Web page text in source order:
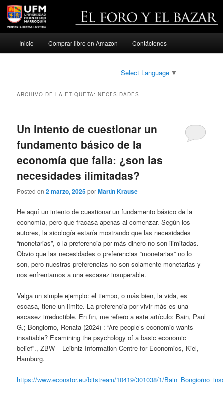
Ir
Ir
Inicio Comprar libro en Amazon Contáctenos
Select Language ▼
ARCHIVO DE LA ETIQUETA:NECESIDADES
Un intento de cuestionar un
fundamento básico de la
economía que falla: ¿son las
necesidades ilimitadas?
Posted on2 marzo, 2025porMartin Krause
He aquí un intento de cuestionar un fundamento básico de la
economía, pero que fracasa apenas al comenzar. Según los
autores, la sicología estaría mostrando que las necesidades
“monetarias”, o la preferencia por más dinero no son ilimitadas.
Obvio que las necesidades o preferencias “monetarias” no lo
son, pero nuestras preferencias no son solamente monetarias y
nos enfrentamos a una escasez insuperable.
Valga un simple ejemplo: el tiempo, o más bien, la vida, es
escasa, tiene un límite. La preferencia por vivir más es una
escasez irreductible. En fin, me refiero a este artículo: Bain, Paul
G.; Bongiorno, Renata (2024) : “Are people’s economic wants
insatiable? Examining the psychology of a basic economic
belief”., ZBW – Leibniz Information Centre for Economics, Kiel,
Hamburg.
https://www.econstor.eu/bitstream/10419/301038/1/